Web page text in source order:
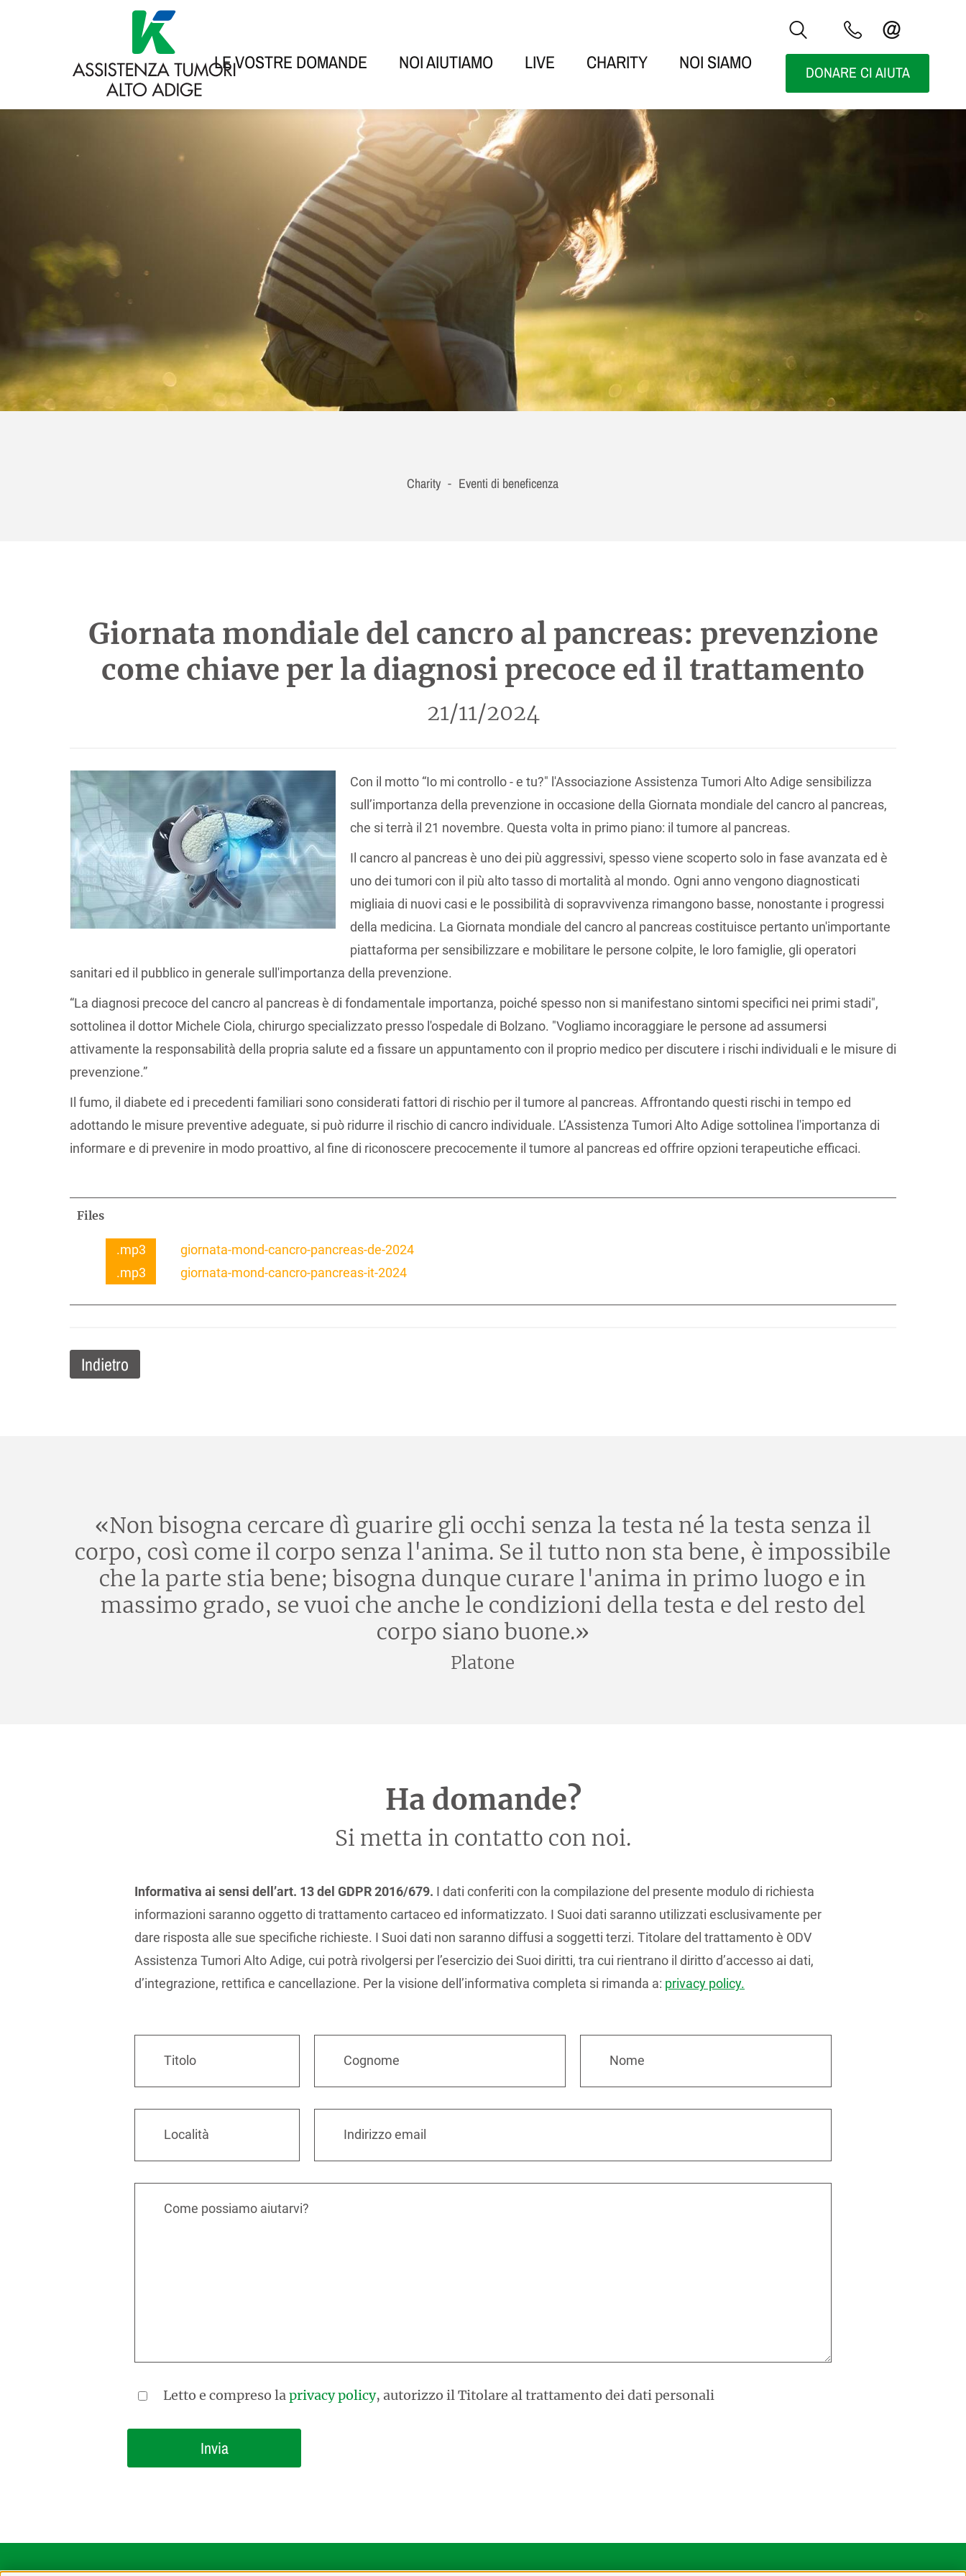
LE VOSTRE DOMANDE NOI AIUTIAMO LIVE CHARITY NOI SIAMO DONARE CI AIUTA
Charity - Eventi di beneficenza
Giornata mondiale del cancro al pancreas: prevenzione
come chiave per la diagnosi precoce ed il trattamento
21/11/2024
Con il motto “Io mi controllo - e tu?" l'Associazione Assistenza Tumori Alto Adige sensibilizza
sull’importanza della prevenzione in occasione della Giornata mondiale del cancro al pancreas,
che si terrà il 21 novembre. Questa volta in primo piano: il tumore al pancreas.
Il cancro al pancreas è uno dei più aggressivi, spesso viene scoperto solo in fase avanzata ed è
uno dei tumori con il più alto tasso di mortalità al mondo. Ogni anno vengono diagnosticati
migliaia di nuovi casi e le possibilità di sopravvivenza rimangono basse, nonostante i progressi
della medicina. La Giornata mondiale del cancro al pancreas costituisce pertanto un'importante
piattaforma per sensibilizzare e mobilitare le persone colpite, le loro famiglie, gli operatori
sanitari ed il pubblico in generale sull'importanza della prevenzione.
“La diagnosi precoce del cancro al pancreas è di fondamentale importanza, poiché spesso non si manifestano sintomi specifici nei primi stadi",
sottolinea il dottor Michele Ciola, chirurgo specializzato presso l'ospedale di Bolzano. "Vogliamo incoraggiare le persone ad assumersi
attivamente la responsabilità della propria salute ed a fissare un appuntamento con il proprio medico per discutere i rischi individuali e le misure di
prevenzione.”
Il fumo, il diabete ed i precedenti familiari sono considerati fattori di rischio per il tumore al pancreas. Affrontando questi rischi in tempo ed
adottando le misure preventive adeguate, si può ridurre il rischio di cancro individuale. L’Assistenza Tumori Alto Adige sottolinea l'importanza di
informare e di prevenire in modo proattivo, al fine di riconoscere precocemente il tumore al pancreas ed offrire opzioni terapeutiche efficaci.
Files
.mp3
giornata-mond-cancro-pancreas-de-2024
.mp3
giornata-mond-cancro-pancreas-it-2024
Indietro
«Non bisogna cercare dì guarire gli occhi senza la testa né la testa senza il
corpo, così come il corpo senza l'anima. Se il tutto non sta bene, è impossibile
che la parte stia bene; bisogna dunque curare l'anima in primo luogo e in
massimo grado, se vuoi che anche le condizioni della testa e del resto del
corpo siano buone.»
Platone
Ha domande?
Si metta in contatto con noi.
Informativa ai sensi dell’art. 13 del GDPR 2016/679. I dati conferiti con la compilazione del presente modulo di richiesta
informazioni saranno oggetto di trattamento cartaceo ed informatizzato. I Suoi dati saranno utilizzati esclusivamente per
dare risposta alle sue specifiche richieste. I Suoi dati non saranno diffusi a soggetti terzi. Titolare del trattamento è ODV
Assistenza Tumori Alto Adige, cui potrà rivolgersi per l’esercizio dei Suoi diritti, tra cui rientrano il diritto d’accesso ai dati,
d’integrazione, rettifica e cancellazione. Per la visione dell’informativa completa si rimanda a: privacy policy.
Titolo Cognome Nome
Località Indirizzo email
Come possiamo aiutarvi?
Letto e compreso laprivacy policy, autorizzo il Titolare al trattamento dei dati personali